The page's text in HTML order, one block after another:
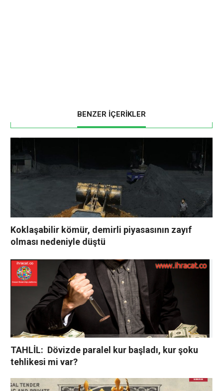
BENZER İÇERİKLER
Koklaşabilir kömür, demirli piyasasının zayıf
olması nedeniyle düştü
TAHLİL: Dövizde paralel kur başladı, kur şoku
tehlikesi mi var?